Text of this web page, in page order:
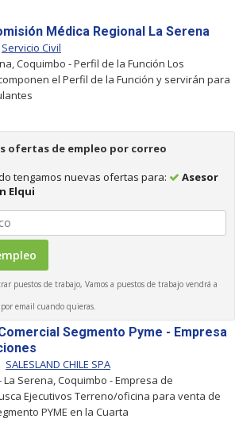
Médica Regional La Serena
Servicio Civil
Coquimbo - Perfil de la Función Los
el Perfil de la Función y servirán para
ofertas de empleo por correo
tengamos nuevas ofertas para:
Asesor
Elqui
puestos de trabajo, Vamos a puestos de trabajo vendrá a
email cuando quieras.
Segmento Pyme - Empresa
SALESLAND CHILE SPA
- La Serena, Coquimbo - Empresa de
Ejecutivos Terreno/oficina para venta de
PYME en la Cuarta